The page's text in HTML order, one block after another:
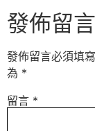
發佈留言
發佈留言必須填
為 *
留言 *